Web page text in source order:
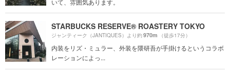
STARBUCKS RESERVE® ROASTERY TOKYO
ジャンティーク（JANTIQUES）より約970m （徒歩17分）
内装をリズ・ミュラー、外装を隈研吾が手掛けるというコラボ
レーションによっ...